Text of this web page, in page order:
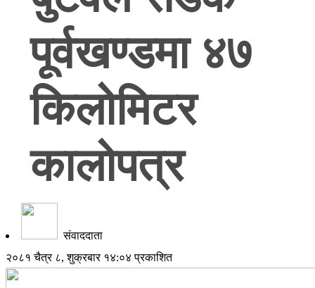
पूर्वखण्डमा ४७
किलोमिटर
कालोपत्र
संवाददाता
२०८१ चैत्र ८, शुक्रबार १४:०४ प्रकाशित